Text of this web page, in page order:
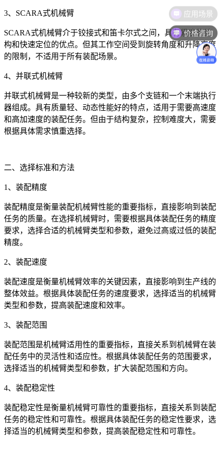
3、SCARA式机械臂
SCARA式机械臂介于铰接式和笛卡尔式之间，具有紧凑的结
构和快速定位的优点。但其工作空间受到旋转角度和升降高度
的限制，不适用于所有装配场景。
4、并联式机械臂
并联式机械臂是一种较新的类型，由多个支链和一个末端执行
器组成。具有质量轻、动态性能好的特点，适用于需要高速度
和高加速度的装配任务。但由于结构复杂，控制难度大，需要
根据具体需求慎重选择。
二、选择标准和方法
1、装配精度
装配精度是衡量装配机械臂性能的重要指标，直接影响到装配
任务的质量。在选择机械臂时，需要根据具体装配任务的精度
要求，选择合适的机械臂类型和参数，避免过高或过低的装配
精度。
2、装配速度
装配速度是衡量机械臂效率的关键因素，直接影响到生产线的
整体效益。根据具体装配任务的速度要求，选择适当的机械臂
类型和参数，提高装配速度和效率。
3、装配范围
装配范围是机械臂适用性的重要指标，直接关系到机械臂在装
配任务中的灵活性和适应性。根据具体装配任务的范围要求，
选择适当的机械臂类型和参数，扩大装配范围和方向。
4、装配稳定性
装配稳定性是衡量机械臂可靠性的重要指标，直接关系到装配
任务的稳定性和可靠性。根据具体装配任务的稳定性要求，选
择适当的机械臂类型和参数，提高装配稳定性和可靠性。
价格咨询